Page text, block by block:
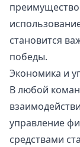
становится
победы.
Экономика и
В любой
управление
средствами